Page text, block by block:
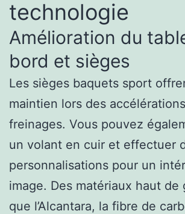
technologie
Amélioration du
bord et sièges
Les sièges baquets sport
maintien lors des
freinages. Vous pouvez
un volant en cuir et effectuer
personnalisations pour un
image. Des matériaux haut de
que l’Alcantara, la fibre de